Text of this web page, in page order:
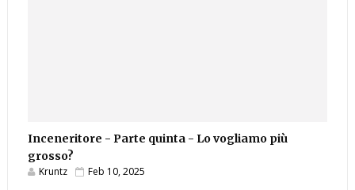
Inceneritore - Parte quinta - Lo vogliamo più
grosso?
Kruntz Feb 10, 2025